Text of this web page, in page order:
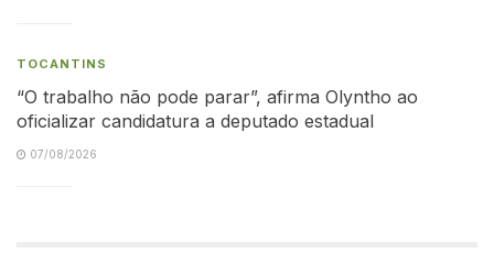
TOCANTINS
“O trabalho não pode parar”, afirma Olyntho ao
oficializar candidatura a deputado estadual
07/08/2026